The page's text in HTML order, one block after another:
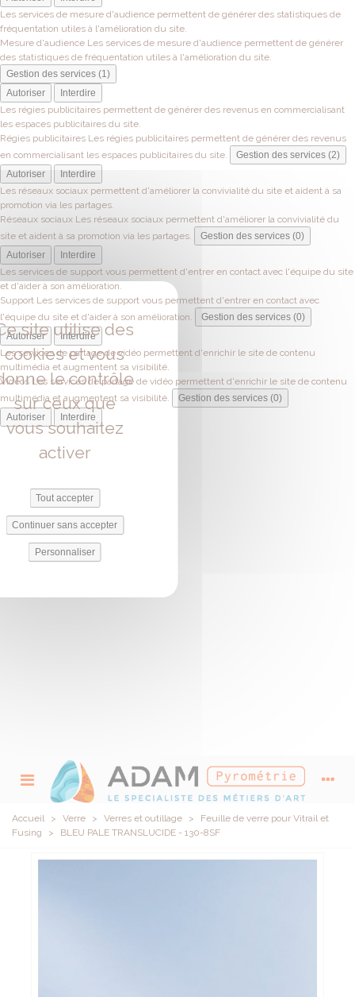
Les services de mesure d'audience permettent de générer des statistiques de
fréquentation utiles à l'amélioration du site.
Mesure d'audience Les services de mesure d'audience permettent de générer
des statistiques de fréquentation utiles à l'amélioration du site.
Gestion des services (1)
Autoriser
Interdire
Les régies publicitaires permettent de générer des revenus en commercialisant
les espaces publicitaires du site.
Régies publicitaires Les régies publicitaires permettent de générer des revenus
en commercialisant les espaces publicitaires du site.
Gestion des services (2)
Autoriser
Interdire
Les réseaux sociaux permettent d'améliorer la convivialité du site et aident à sa
promotion via les partages.
Réseaux sociaux Les réseaux sociaux permettent d'améliorer la convivialité du
site et aident à sa promotion via les partages.
Gestion des services (0)
Autoriser
Interdire
Les services de support vous permettent d'entrer en contact avec l'équipe du site
et d'aider à son amélioration.
Support Les services de support vous permettent d'entrer en contact avec
l'équipe du site et d'aider à son amélioration.
Gestion des services (0)
Autoriser
Interdire
Les services de partage de vidéo permettent d'enrichir le site de contenu
multimédia et augmentent sa visibilité.
Vidéos Les services de partage de vidéo permettent d'enrichir le site de contenu
multimédia et augmentent sa visibilité.
Gestion des services (0)
Autoriser
Interdire
site utilise des
cookies et vous
le contrôle
sur ceux que
vous souhaitez
activer
Tout accepter
Continuer sans accepter
Personnaliser
Accueil > Verre > Verres et outillage >
Feuille de verre pour Vitrail et
Fusing
> BLEU PALE TRANSLUCIDE - 130-8SF